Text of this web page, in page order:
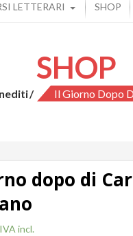
LETTERARI SHOP
SHOP
Il Giorno Dopo
dopo di
IVA incl.